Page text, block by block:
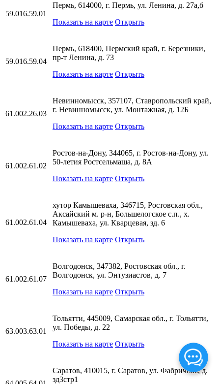
59.016.59.01
Пермь, 614000, г. Пермь, ул. Ленина, д. 27а,б
Показать на карте Открыть
59.016.59.04
Пермь, 618400, Пермский край, г. Березники,
пр-т Ленина, д. 73
Показать на карте Открыть
61.002.26.03
Невинномысск, 357107, Ставропольский край,
г. Невинномысск, ул. Монтажная, д. 12Б
Показать на карте Открыть
61.002.61.02
Ростов-на-Дону, 344065, г. Ростов-на-Дону, ул.
50-летия Ростсельмаша, д. 8А
Показать на карте Открыть
61.002.61.04
хутор Камышеваха, 346715, Ростовская обл.,
Аксайский м. р-н, Большелогское с.п., х.
Камышеваха, ул. Кварцевая, зд. 6
Показать на карте Открыть
61.002.61.07
Волгодонск, 347382, Ростовская обл., г.
Волгодонск, ул. Энтузиастов, д. 7
Показать на карте Открыть
63.003.63.01
Тольятти, 445009, Самарская обл., г. Тольятти,
ул. Победы, д. 22
Показать на карте Открыть
Саратов, 410015, г. Саратов, ул. Фабричная, д.
зд3стр1